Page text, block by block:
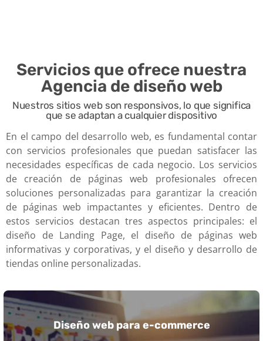
Servicios que ofrece nuestra
Agencia de diseño web
Nuestros sitios web son responsivos, lo que significa
que se adaptan a cualquier dispositivo
En el campo del desarrollo web, es fundamental contar
con servicios profesionales que puedan satisfacer las
necesidades específicas de cada negocio. Los servicios
de creación de páginas web profesionales ofrecen
soluciones personalizadas para garantizar la creación
de páginas web impactantes y eficientes. Dentro de
estos servicios destacan tres aspectos principales: el
diseño de Landing Page, el diseño de páginas web
informativas y corporativas, y el diseño y desarrollo de
tiendas online personalizadas.
Diseño web para e-commerce